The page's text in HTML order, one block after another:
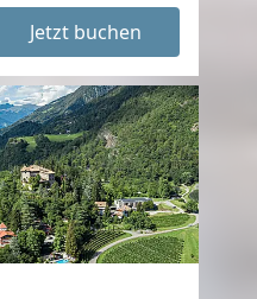
Jetzt buchen